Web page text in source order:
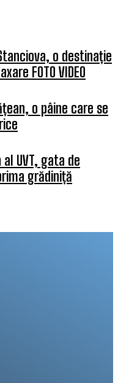
o destinație
FOTO VIDEO
o pâine care se
UVT, gata de
grădiniță